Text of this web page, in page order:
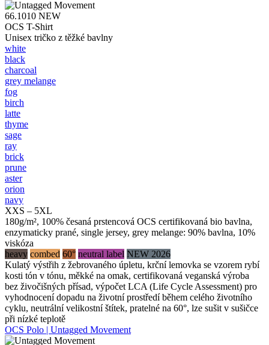
66.1010 NEW
OCS T-Shirt
Unisex tričko z těžké bavlny
white
black
charcoal
grey melange
fog
birch
latte
thyme
sage
ray
brick
prune
aster
orion
navy
XXS – 5XL
180g/m², 100% česaná prstencová OCS certifikovaná bio bavlna,
enzymaticky prané, single jersey, grey melange: 90% bavlna, 10%
viskóza
heavy combed 60° neutral label NEW 2026
Kulatý výstřih z žebrovaného úpletu, krční lemovka se vzorem rybí
kosti tón v tónu, měkké na omak, certifikovaná veganská výroba
bez živočišných přísad, výpočet LCA (Life Cycle Assessment) pro
vyhodnocení dopadu na životní prostředí během celého životního
cyklu, neutrální velikostní štítek, pratelné na 60°, lze sušit v sušičce
při nízké teplotě
OCS Polo | Untagged Movement